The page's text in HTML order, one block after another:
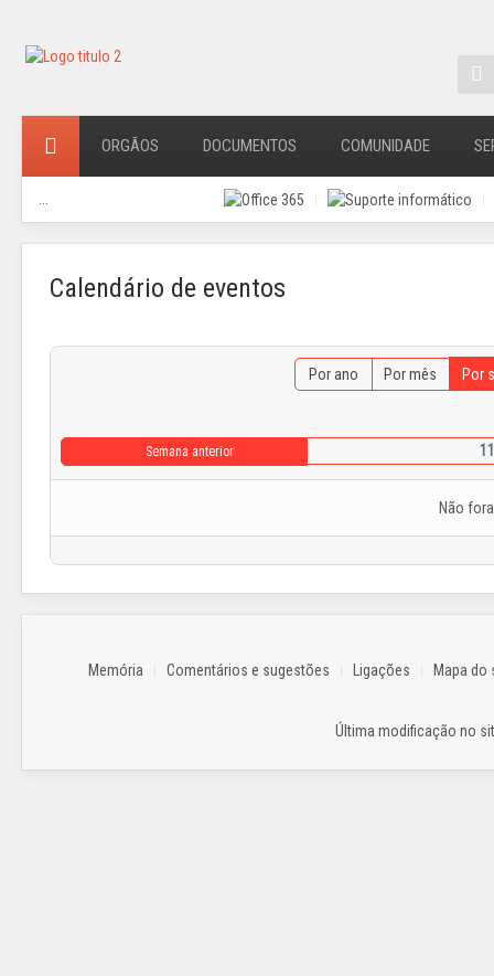
ORGÃOS DOCUMENTOS COMUNIDADE
Calendário de eventos
Por ano Por mês Por
Semana anterior
Não
Memória Comentários e sugestões Ligações Mapa do
Última modificação no